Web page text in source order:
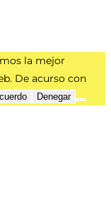
la mejor
De acurso con
Denegar